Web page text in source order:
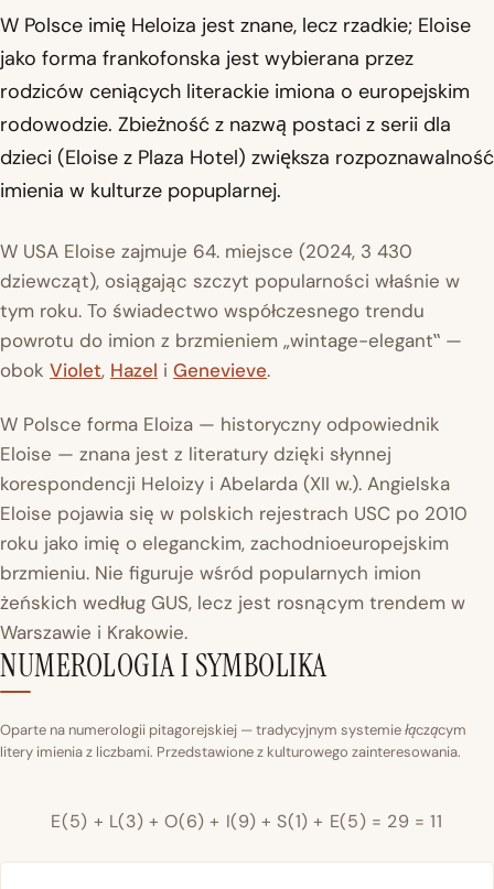
W Polsce imię Heloiza jest znane, lecz rzadkie; Eloise
jako forma frankofonska jest wybierana przez
rodziców ceniących literackie imiona o europejskim
rodowodzie. Zbieżność z nazwą postaci z serii dla
dzieci (Eloise z Plaza Hotel) zwiększa rozpoznawalność
imienia w kulturze popuplarnej.
W USA Eloise zajmuje 64. miejsce (2024, 3 430
dziewcząt), osiągając szczyt popularności właśnie w
tym roku. To świadectwo współczesnego trendu
powrotu do imion z brzmieniem „wintage-elegant‟ —
obok Violet, Hazel i Genevieve.
W Polsce forma Eloiza — historyczny odpowiednik
Eloise — znana jest z literatury dzięki słynnej
korespondencji Heloizy i Abelarda (XII w.). Angielska
Eloise pojawia się w polskich rejestrach USC po 2010
roku jako imię o eleganckim, zachodnioeuropejskim
brzmieniu. Nie figuruje wśród popularnych imion
żeńskich według GUS, lecz jest rosnącym trendem w
Warszawie i Krakowie.
NUMEROLOGIA I SYMBOLIKA
Oparte na numerologii pitagorejskiej — tradycyjnym systemie łączącym
litery imienia z liczbami. Przedstawione z kulturowego zainteresowania.
E(5) + L(3) + O(6) + I(9) + S(1) + E(5) = 29 = 11